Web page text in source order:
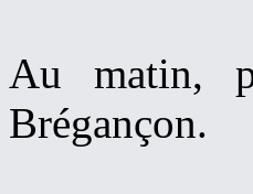
Au matin,
Brégançon.